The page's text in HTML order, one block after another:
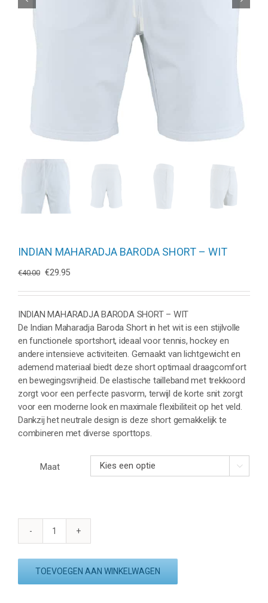
INDIAN MAHARADJA BARODA SHORT – WIT
€40.00 Oorspronkelijke
was:
€40.00.
€29.95Huidige
is:
€29.95.
INDIAN MAHARADJA BARODA SHORT – WIT
De Indian Maharadja Baroda Short in het wit is een stijlvolle
en functionele sportshort, ideaal voor tennis, hockey en
andere intensieve activiteiten. Gemaakt van lichtgewicht en
ademend materiaal biedt deze short optimaal draagcomfort
en bewegingsvrijheid. De elastische tailleband met trekkoord
zorgt voor een perfecte pasvorm, terwijl de korte snit zorgt
voor een moderne look en maximale flexibiliteit op het veld.
Dankzij het neutrale design is deze short gemakkelijk te
combineren met diverse sporttops.
Maat 
INDIAN
SHORT
TOEVOEGEN AAN WINKELWAGEN